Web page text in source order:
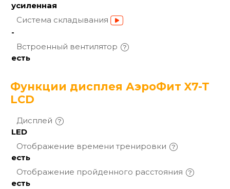
усиленная
Система складывания
-
Встроенный вентилятор
есть
Функции дисплея АэроФит X7-T
LCD
Дисплей
LED
Отображение времени тренировки
есть
Отображение пройденного расстояния
есть